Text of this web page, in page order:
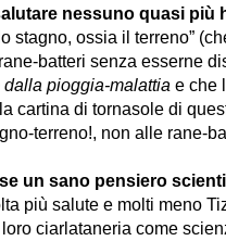
nessuno quasi più
stagno, ossia il terreno”
batteri senza esserne
pioggia-malattia e che
cartina di tornasole di
terreno!, non alle rane-
un sano pensiero
più salute e molti meno
ciarlataneria come